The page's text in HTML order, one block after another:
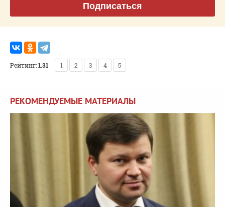
Подписаться
Рейтинг:1.31 1 2 3 4 5
РЕКОМЕНДУЕМЫЕ МАТЕРИАЛЫ